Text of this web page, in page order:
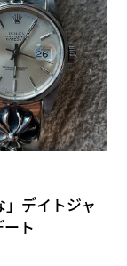
」デイトジャ
ト